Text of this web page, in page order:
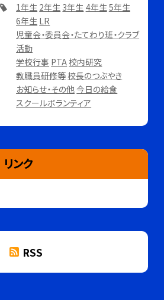
1年生 2年生 3年生 4年生 5年生
6年生 LR
児童会・委員会・たてわり班・クラブ
活動
学校行事 PTA 校内研究
教職員研修等 校長のつぶやき
お知らせ・その他 今日の給食
スクールボランティア
リンク
RSS